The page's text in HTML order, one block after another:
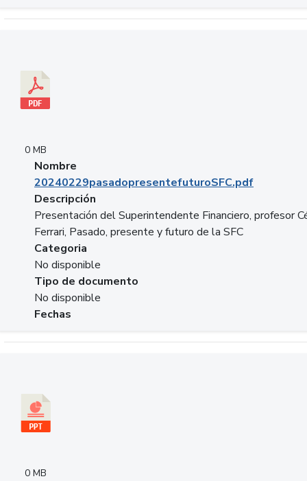
0 MB
Nombre
20240229pasadopresentefuturoSFC.pdf
Descripción
Presentación del Superintendente Financiero, profesor
Ferrari, Pasado, presente y futuro de la SFC
Categoria
No disponible
Tipo de documento
No disponible
Fechas
0 MB